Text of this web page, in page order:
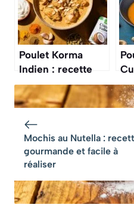
Poulet Korma
Indien : recette
Facile et
Savoureuse
Mochis au Nutella :
gourmande et facile à
réaliser